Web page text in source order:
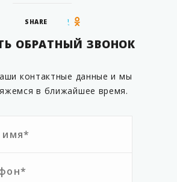
SHARE
ОБРАТНЫЙ ЗВОНОК
контактные данные и мы
в ближайшее время.